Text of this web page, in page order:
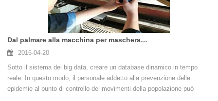
Dal palmare alla macchina per mascherare, vedi il potere anti-epidemico delle aziende RFID
2016-04-20
Sotto il sistema dei big data, creare un database dinamico in tempo
reale. In questo modo, il personale addetto alla prevenzione delle
epidemie al punto di controllo dei movimenti della popolazione può